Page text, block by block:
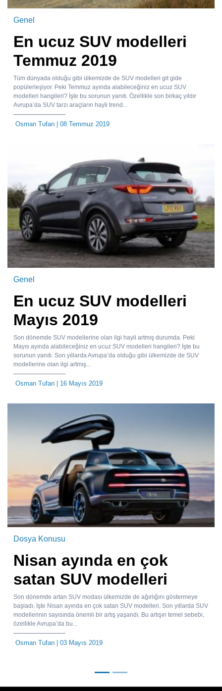
Genel
En ucuz SUV modelleri
Temmuz 2019
Tüm dünyada olduğu gibi ülkemizde de SUV modelleri git gide
popülerleşiyor. Peki Temmuz ayında alabileceğiniz en ucuz SUV
modelleri hangileri? İşte bu sorunun yanıtı. Özellikle son birkaç yıldır
Avrupa’da SUV tarzı araçların hayli trend...
Osman Tufan | 08 Temmuz 2019
Genel
En ucuz SUV modelleri
Mayıs 2019
Son dönemde SUV modellerine olan ilgi hayli artmış durumda. Peki
Mayıs ayında alabileceğiniz en ucuz SUV modelleri hangileri? İşte bu
sorunun yanıtı. Son yıllarda Avrupa’da olduğu gibi ülkemizde de SUV
modellerine olan ilgi artmış...
Osman Tufan | 16 Mayıs 2019
Dosya Konusu
Nisan ayında en çok
satan SUV modelleri
Son dönemde artan SUV modası ülkemizde de ağırlığını göstermeye
başladı. İşte Nisan ayında en çok satan SUV modelleri. Son yıllarda SUV
modellerinin sayısında önemli bir artış yaşandı. Bu artışın temel sebebi,
özellikle Avrupa’da bu...
Osman Tufan | 03 Mayıs 2019